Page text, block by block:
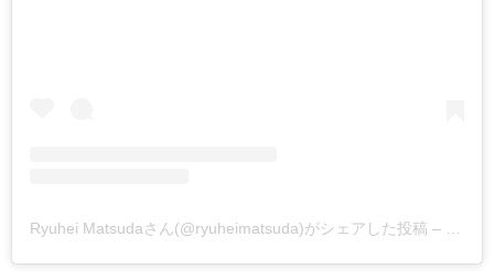
Ryuhei Matsudaさん(@ryuheimatsuda)がシェアした投稿 – 2018